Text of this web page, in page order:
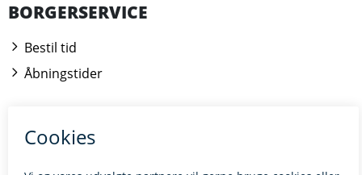
BORGERSERVICE
Bestil tid
Åbningstider